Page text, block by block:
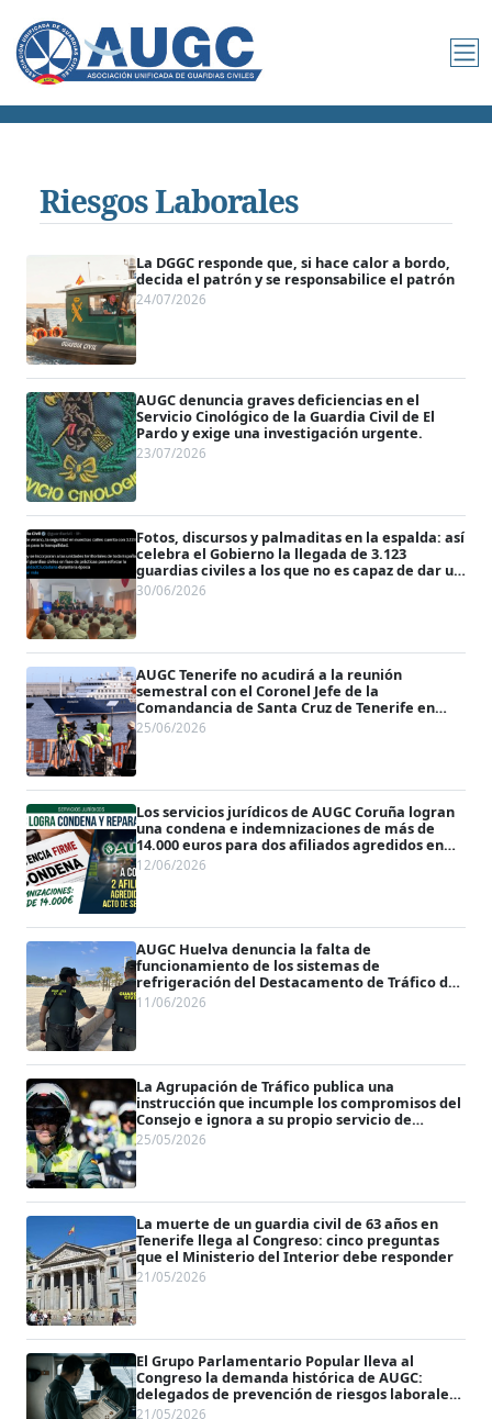
Riesgos Laborales
La DGGC responde que, si hace calor a bordo,
decida el patrón y se responsabilice el patrón
24/07/2026
AUGC denuncia graves deficiencias en el
Servicio Cinológico de la Guardia Civil de El
Pardo y exige una investigación urgente.
23/07/2026
Fotos, discursos y palmaditas en la espalda: así
celebra el Gobierno la llegada de 3.123
guardias civiles a los que no es capaz de dar un
chaleco
30/06/2026
AUGC Tenerife no acudirá a la reunión
semestral con el Coronel Jefe de la
Comandancia de Santa Cruz de Tenerife en
protesta por el fallecimiento del guardia civil
25/06/2026
Los servicios jurídicos de AUGC Coruña logran
una condena e indemnizaciones de más de
14.000 euros para dos afiliados agredidos en
acto de servicio
12/06/2026
AUGC Huelva denuncia la falta de
funcionamiento de los sistemas de
refrigeración del Destacamento de Tráfico de
La Palma del Condado
11/06/2026
La Agrupación de Tráfico publica una
instrucción que incumple los compromisos del
Consejo e ignora a su propio servicio de
prevención
25/05/2026
La muerte de un guardia civil de 63 años en
Tenerife llega al Congreso: cinco preguntas
que el Ministerio del Interior debe responder
21/05/2026
El Grupo Parlamentario Popular lleva al
Congreso la demanda histórica de AUGC:
delegados de prevención de riesgos laborales
en la Guardia Civil
21/05/2026